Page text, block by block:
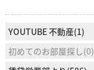
YOUTUBE 不動産(1)
初めてのお部屋探し(0)